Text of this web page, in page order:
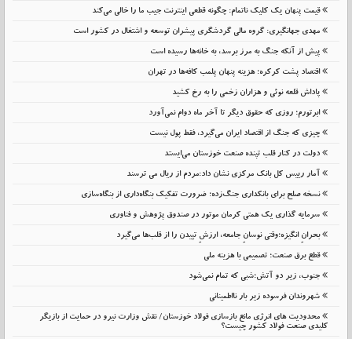
قیمت پنهان یک کلیک ناتمام: چگونه قطعی اینترنت جیب ما را خالی می‌کند
مهدی جهانگیری: گروه مالی گردشگری پیشران توسعه و اشتغال در کشور است
پیش از آنکه جنگ به مرز برسد، به خانه‌ها رسیده است
اقتصاد پشت کرکره؛ هزینه پنهان پلمب کافه‌ها در تهران
پاداش قلعه نوئی و هزاران زخمی را به رخ کشید
ابرتورم؛ روزی که حقوق دیگر تا آخر ماه دوام نمی‌آورد
چیزی که جنگ از اقتصاد ایران می‌گیرد، فقط پول نیست
دولت در کنار قلب تپنده صنعت خوزستان می‌ایستد
آمار رییس کل بانک مرکزی نشان داد:مردم از ریال می ترسند
نسخه صلح برای بانکداری جنگ‌زده؛ ضرورت تفکیک بنگاه‌داری از بنگاه‌سازی
سرمایه گذاری یک همتی کرمان موتور در صندوق پژوهش و فناوری
بحرانِ انگیزه؛وقتی نوسانِ جامعه، ارزشِ تپیدن را از قلب‌ها می‌گیرد
قطع برق صنعت؛ تصمیمی با هزینه ملی
جنوب، زیر دو آتش؛شبی که تمام نمی‌شود
شهروندان فرسوده زیر بار نااطمینانی
محدودیت های انرژی مانع بازسازی فولاد خوزستان/ نقش وزارت نیرو در حمایت از بازیگر
کلیدی صنعت فولاد کشور چیست؟